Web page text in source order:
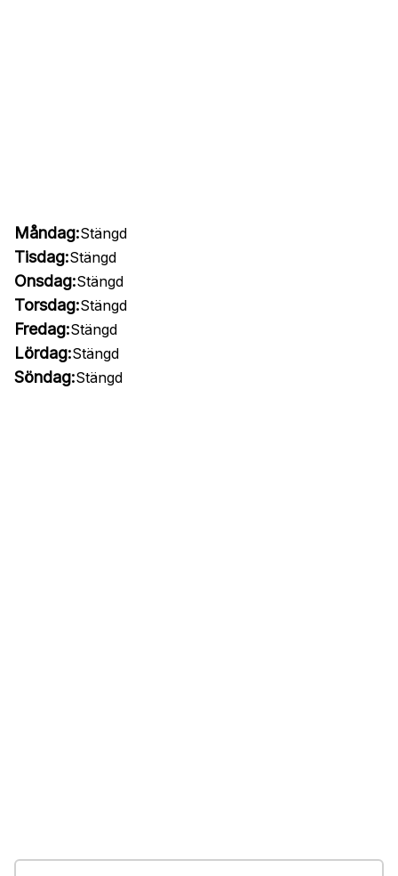
Måndag:Stängd
Tisdag:Stängd
Onsdag:Stängd
Torsdag:Stängd
Fredag:Stängd
Lördag:Stängd
Söndag:Stängd